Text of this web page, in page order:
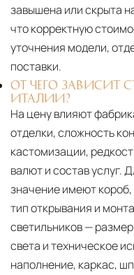
завышена или скрыта
что корректную
уточнения модели,
поставки.
ОТ ЧЕГО ЗАВИСИТ
ИТАЛИИ?
На цену влияют
отделки, сложность
кастомизации,
валют и состав услуг.
значение имеют
тип открывания и
светильников —
света и техническое
наполнение, каркас,